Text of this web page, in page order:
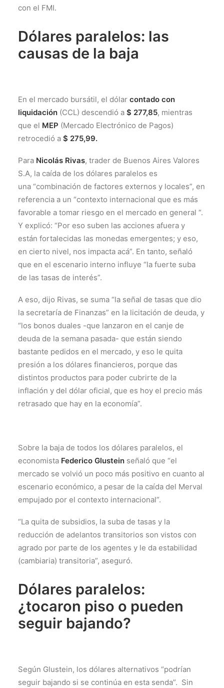
con el FMI.
Dólares paralelos: las
causas de la baja
En el mercado bursátil, el dólar contado con
liquidación (CCL) descendió a $ 277,85, mientras
que el MEP (Mercado Electrónico de Pagos)
retrocedió a $ 275,99.
Para Nicolás Rivas, trader de Buenos Aires Valores
S.A, la caída de los dólares paralelos es
una “combinación de factores externos y locales”, en
referencia a un “contexto internacional que es más
favorable a tomar riesgo en el mercado en general “.
Y explicó: “Por eso suben las acciones afuera y
están fortalecidas las monedas emergentes; y eso,
en cierto nivel, nos impacta acá”. En tanto, señaló
que en el escenario interno influye “la fuerte suba
de las tasas de interés”.
A eso, dijo Rivas, se suma “la señal de tasas que dio
la secretaría de Finanzas” en la licitación de deuda, y
“los bonos duales -que lanzaron en el canje de
deuda de la semana pasada- que están siendo
bastante pedidos en el mercado, y eso le quita
presión a los dólares financieros, porque das
distintos productos para poder cubrirte de la
inflación y del dólar oficial, que es hoy el precio más
retrasado que hay en la economía”.
Sobre la baja de todos los dólares paralelos, el
economista Federico Glustein señaló que “el
mercado se volvió un poco más positivo en cuanto al
escenario económico, a pesar de la caída del Merval
empujado por el contexto internacional”.
“La quita de subsidios, la suba de tasas y la
reducción de adelantos transitorios son vistos con
agrado por parte de los agentes y le da estabilidad
(cambiaria) transitoria”, aseguró.
Dólares paralelos:
¿tocaron piso o pueden
seguir bajando?
Según Glustein, los dólares alternativos “podrían
seguir bajando si se continúa en esta senda”. Sin